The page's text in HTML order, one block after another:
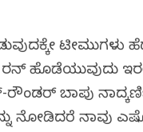
ಟೀಮುಗಳು
ರನ್ ಹೊಡೆಯುವುದು
ರೌಂಡರ್ ಬಾಪು
ನೋಡಿದರೆ ನಾವು